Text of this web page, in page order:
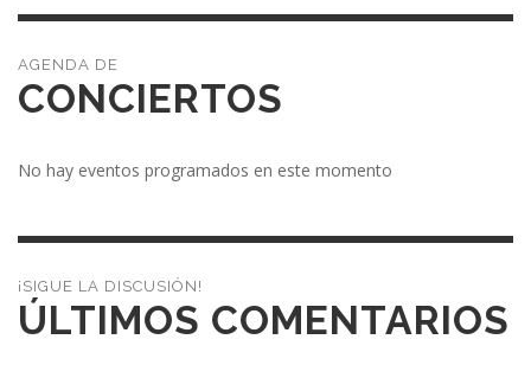
CONCIERTOS
No hay eventos programados en este momento
¡SIGUE LA DISCUSIÓN!
ÚLTIMOS COMENTARIOS